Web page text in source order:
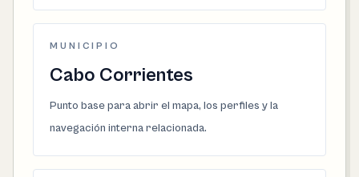
MUNICIPIO
Cabo Corrientes
Punto base para abrir el mapa, los perfiles y la
navegación interna relacionada.